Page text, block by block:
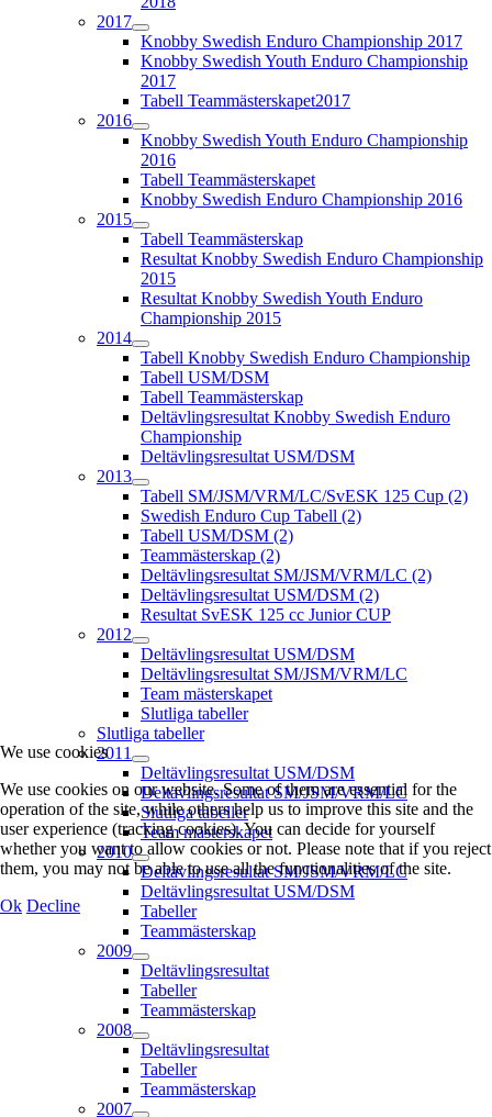
2017
Knobby Swedish Enduro Championship 2017
Knobby Swedish Youth Enduro Championship
2017
Tabell Teammästerskapet2017
2016
Knobby Swedish Youth Enduro Championship
2016
Tabell Teammästerskapet
Knobby Swedish Enduro Championship 2016
2015
Tabell Teammästerskap
Resultat Knobby Swedish Enduro Championship
2015
Resultat Knobby Swedish Youth Enduro
Championship 2015
2014
Tabell Knobby Swedish Enduro Championship
Tabell USM/DSM
Tabell Teammästerskap
Deltävlingsresultat Knobby Swedish Enduro
Championship
Deltävlingsresultat USM/DSM
2013
Tabell SM/JSM/VRM/LC/SvESK 125 Cup (2)
Swedish Enduro Cup Tabell (2)
Tabell USM/DSM (2)
Teammästerskap (2)
Deltävlingsresultat SM/JSM/VRM/LC (2)
Deltävlingsresultat USM/DSM (2)
Resultat SvESK 125 cc Junior CUP
2012
Deltävlingsresultat USM/DSM
Deltävlingsresultat SM/JSM/VRM/LC
Team mästerskapet
Slutliga tabeller
Slutliga tabeller
2011
Deltävlingsresultat USM/DSM
Deltävlingsresultat SM/JSM/VRM/LC
Slutliga tabeller
Team mästerskapet
2010
Deltävlingsresultat SM/JSM/VRM/LC
Deltävlingsresultat USM/DSM
Tabeller
Teammästerskap
2009
Deltävlingsresultat
Tabeller
Teammästerskap
2008
Deltävlingsresultat
Tabeller
Teammästerskap
2007
We use cookies
We use cookies on our website. Some of them are essential for the
operation of the site, while others help us to improve this site and the
user experience (tracking cookies). You can decide for yourself
whether you want to allow cookies or not. Please note that if you reject
them, you may not be able to use all the functionalities of the site.
Ok Decline